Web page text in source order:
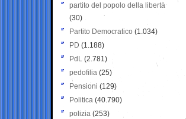
partito del popolo della libertà
(30)
Partito Democratico (1.034)
PD (1.188)
PdL (2.781)
pedofilia (25)
Pensioni (129)
Politica (40.790)
polizia (253)